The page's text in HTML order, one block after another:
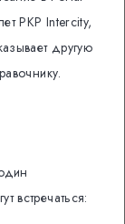
PKP Intercity,
другую
встречаться: